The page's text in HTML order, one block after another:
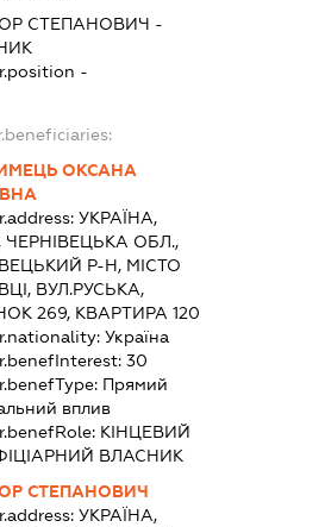
СТЕПАНОВИЧ -
-
ОКСАНА
УКРАЇНА,
ЧЕРНІВЕЦЬКА ОБЛ.,
Р-Н, МІСТО
ВУЛ.РУСЬКА,
269, КВАРТИРА 120
Україна
30
Прямий
вплив
КІНЦЕВИЙ
ВЛАСНИК
СТЕПАНОВИЧ
УКРАЇНА,